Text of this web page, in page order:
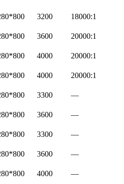
3200
18000:1
3600
20000:1
4000
20000:1
4000
20000:1
3300
—
3600
—
3300
—
3600
—
4000
—